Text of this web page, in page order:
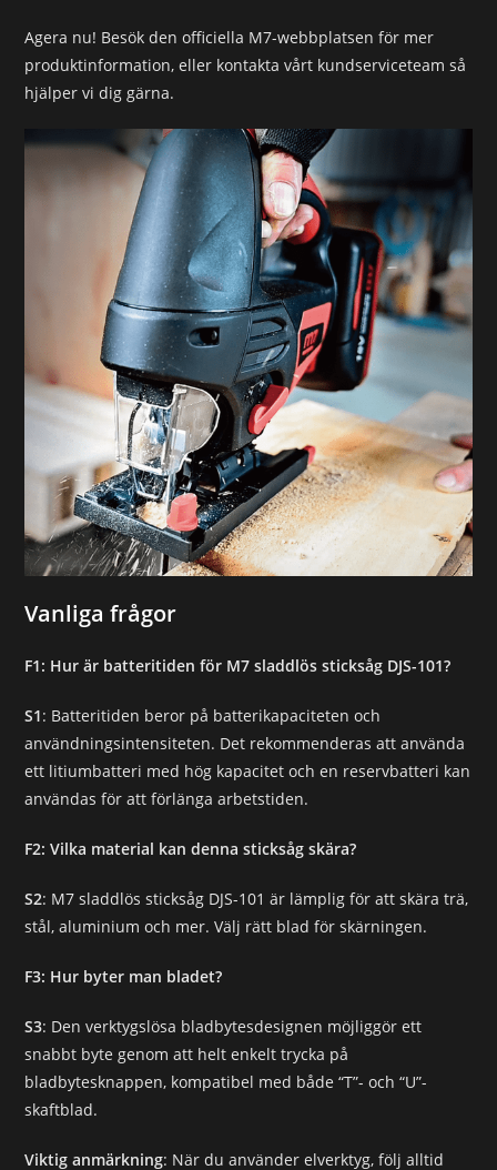
Agera nu! Besök den officiella M7-webbplatsen för mer
produktinformation, eller kontakta vårt kundserviceteam så
hjälper vi dig gärna.
Vanliga frågor
F1: Hur är batteritiden för M7 sladdlös sticksåg DJS-101?
S1: Batteritiden beror på batterikapaciteten och
användningsintensiteten. Det rekommenderas att använda
ett litiumbatteri med hög kapacitet och en reservbatteri kan
användas för att förlänga arbetstiden.
F2: Vilka material kan denna sticksåg skära?
S2: M7 sladdlös sticksåg DJS-101 är lämplig för att skära trä,
stål, aluminium och mer. Välj rätt blad för skärningen.
F3: Hur byter man bladet?
S3: Den verktygslösa bladbytesdesignen möjliggör ett
snabbt byte genom att helt enkelt trycka på
bladbytesknappen, kompatibel med både “T”- och “U”-
skaftblad.
Viktig anmärkning: När du använder elverktyg, följ alltid